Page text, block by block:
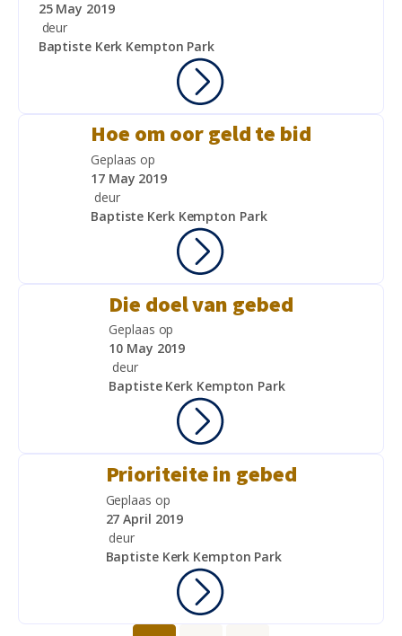
25 May 2019
deur
Baptiste Kerk Kempton Park
Hoe om oor geld te bid
Geplaas op
17 May 2019
deur
Baptiste Kerk Kempton Park
Die doel van gebed
Geplaas op
10 May 2019
deur
Baptiste Kerk Kempton Park
Prioriteite in gebed
Geplaas op
27 April 2019
deur
Baptiste Kerk Kempton Park